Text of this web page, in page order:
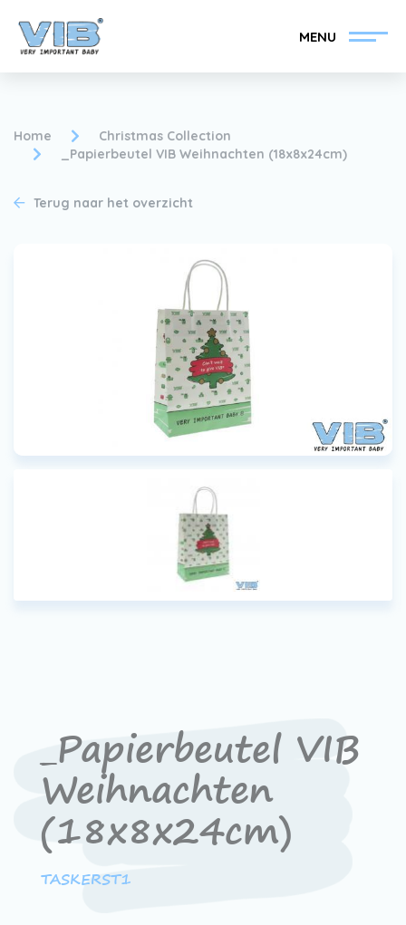
MENU
VIB®-Dealer worden
Vind uw VIB®-Dealer
VIB®-Dealer worden
Home
Christmas Collection
_Papierbeutel VIB Weihnachten (18x8x24cm)
Terug naar het overzicht
_Papierbeutel VIB
Weihnachten
(18x8x24cm)
TASKERST1